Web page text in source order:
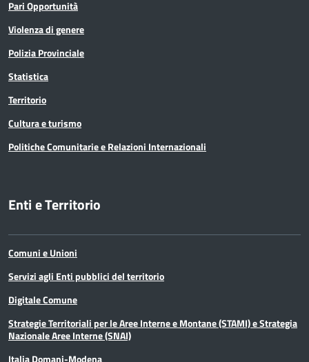
Pari Opportunità
Violenza di genere
Polizia Provinciale
Statistica
Territorio
Cultura e turismo
Politiche Comunitarie e Relazioni Internazionali
Enti e Territorio
Comuni e Unioni
Servizi agli Enti pubblici del territorio
Digitale Comune
Strategie Territoriali per le Aree Interne e Montane (STAMI) e Strategia
Nazionale Aree Interne (SNAI)
Italia Domani-Modena